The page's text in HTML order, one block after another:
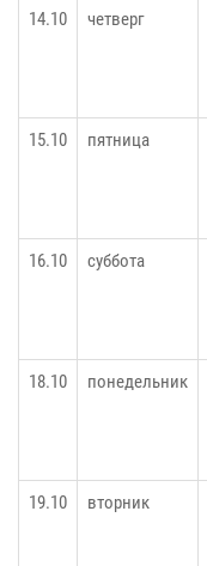
14.10 четверг
15.10 пятница
16.10 суббота
18.10 понедельник
19.10 вторник